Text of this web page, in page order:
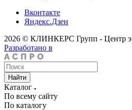
Вконтакте
Яндекс.Дзен
2026 © КЛИНКЕРС Групп - Центр
Разработано в
Найти
Каталог
По всему сайту
По каталогу